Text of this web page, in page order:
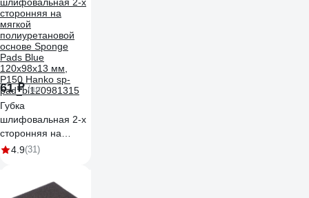
61 ₽/шт
Губка
шлифовальная 2-х
сторонняя на
мягкой
Pads Blue
4.9(31)